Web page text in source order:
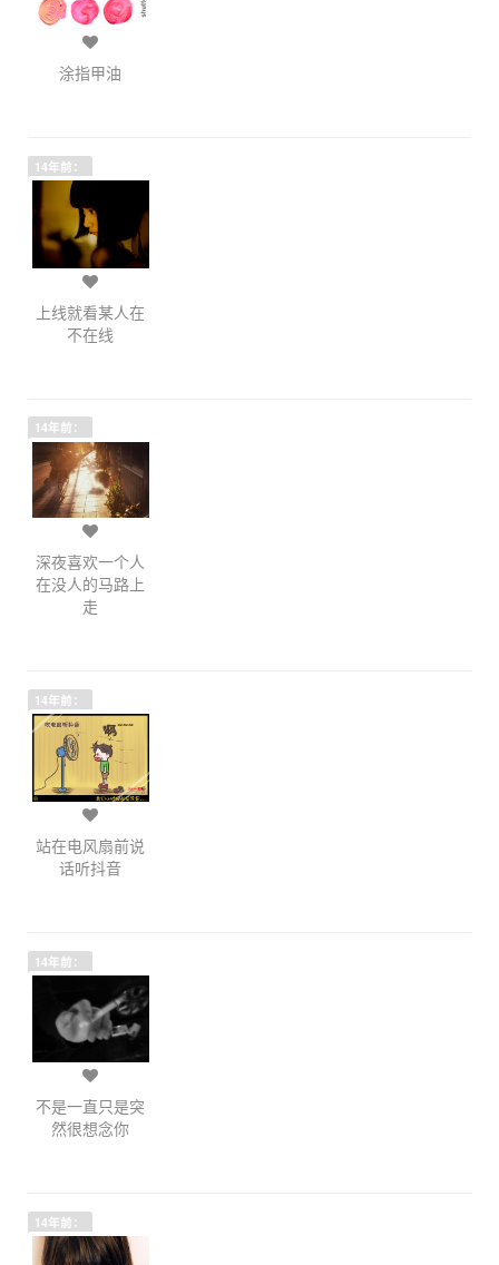
涂指甲油
14年前：
上线就看某人在
不在线
14年前：
深夜喜欢一个人
在没人的马路上
走
14年前：
站在电风扇前说
话听抖音
14年前：
不是一直只是突
然很想念你
14年前：